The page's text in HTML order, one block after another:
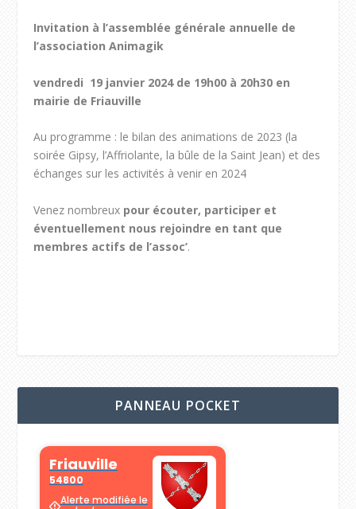
Invitation à l’assemblée générale annuelle de
l’association Animagik
vendredi 19 janvier 2024 de 19h00 à 20h30 en
mairie de Friauville
Au programme : le bilan des animations de 2023 (la
soirée Gipsy, l’Affriolante, la bûle de la Saint Jean) et des
échanges sur les activités à venir en 2024
Venez nombreux pour écouter, participer et
éventuellement nous rejoindre en tant que
membres actifs de l’assoc’.
PANNEAU POCKET